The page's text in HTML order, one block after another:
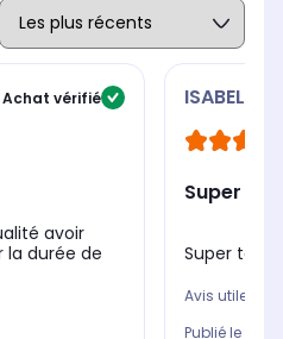
Achat vérifié
avoir
la durée de
ISABELLE
Super
Super télé
Avis utile ?
Publié le